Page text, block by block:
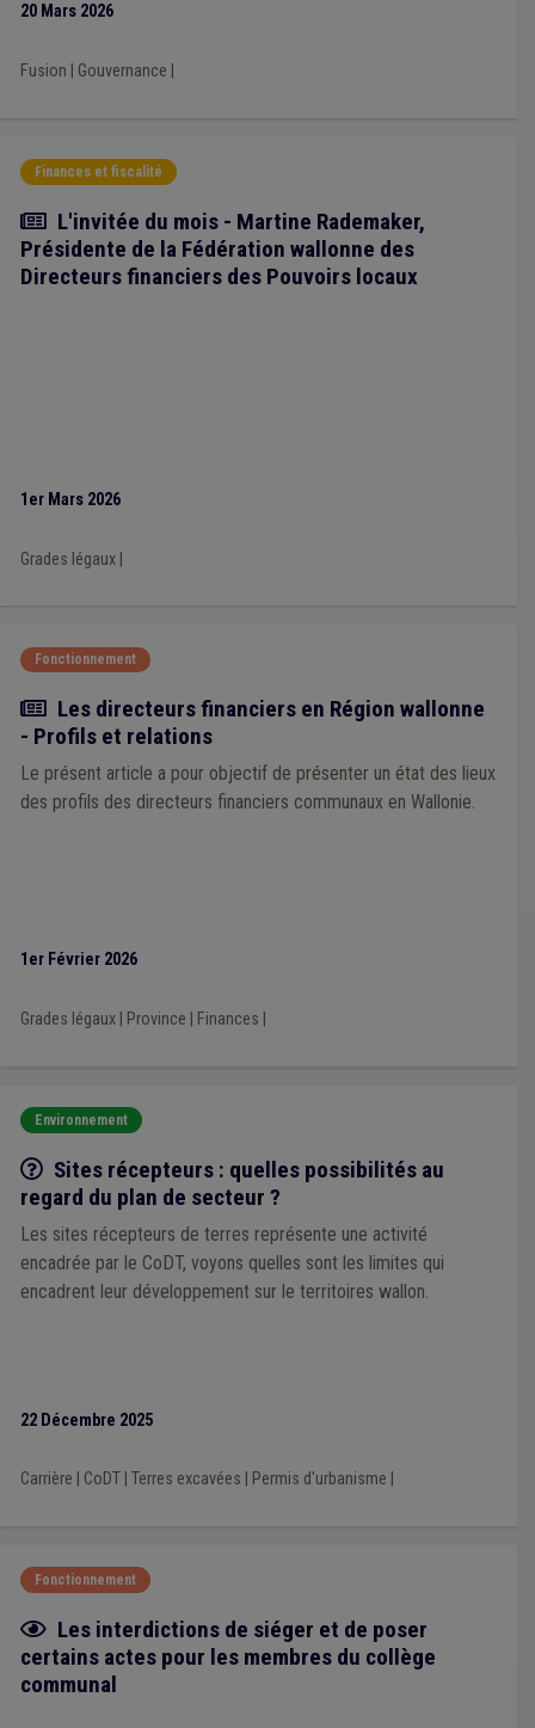
proposition est toujours soumise à débat au sein du CA de
20 Mars 2026
Fusion Gouvernance
Finances et fiscalité
Article
L'invitée du mois - Martine Rademaker,
Présidente de la Fédération wallonne des
Directeurs financiers des Pouvoirs locaux
1er Mars 2026
Grades légaux|
Fonctionnement
Article
Les directeurs financiers en Région wallonne
- Profils et relations
Le présent article a pour objectif de présenter un état des lieux
des profils des directeurs financiers communaux en Wallonie.
1er Février 2026
Grades légaux| Province Finances
Environnement
Q/R
Sites récepteurs : quelles possibilités au
regard du plan de secteur ?
Les sites récepteurs de terres représente une activité
encadrée par le CoDT, voyons quelles sont les limites qui
encadrent leur développement sur le territoires wallon.
22 Décembre 2025
Carrière CoDT| Terres excavées Permis d'urbanisme
Fonctionnement
Fiche focus
Les interdictions de siéger et de poser
certains actes pour les membres du collège
communal